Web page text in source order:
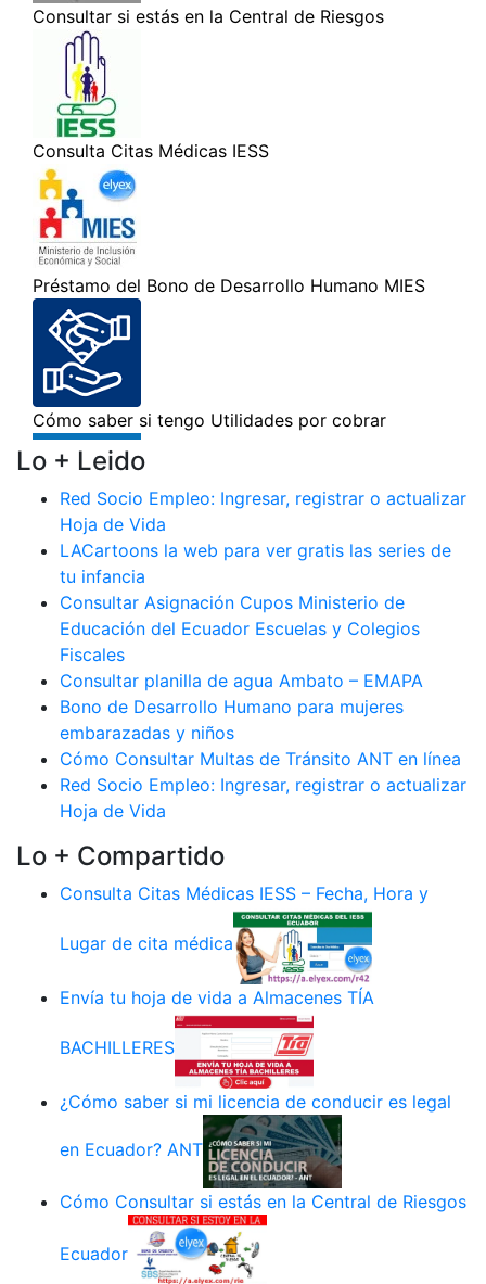
Lo + Leido
Red Socio Empleo: Ingresar, registrar o actualizar
Hoja de Vida
LACartoons la web para ver gratis las series de
tu infancia
Consultar Asignación Cupos Ministerio de
Educación del Ecuador Escuelas y Colegios
Fiscales
Consultar planilla de agua Ambato – EMAPA
Bono de Desarrollo Humano para mujeres
embarazadas y niños
Cómo Consultar Multas de Tránsito ANT en línea
Red Socio Empleo: Ingresar, registrar o actualizar
Hoja de Vida
Lo + Compartido
Consulta Citas Médicas IESS – Fecha, Hora y
Lugar de cita médica
Envía tu hoja de vida a Almacenes TÍA
BACHILLERES
¿Cómo saber si mi licencia de conducir es legal
en Ecuador? ANT
Cómo Consultar si estás en la Central de Riesgos
Ecuador